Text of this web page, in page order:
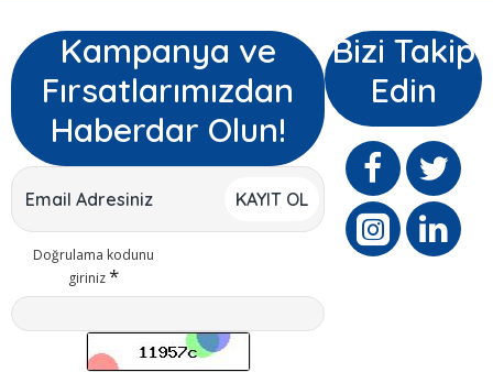
Kampanya ve
Fırsatlarımızdan
Haberdar Olun!
KAYIT OL
Doğrulama kodunu
giriniz
Bizi Takip
Edin